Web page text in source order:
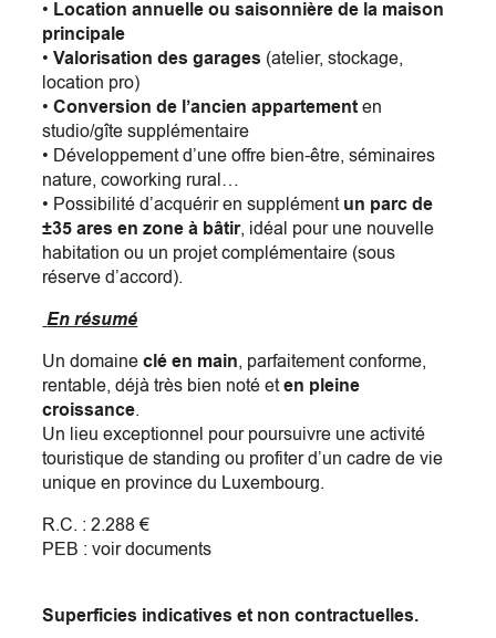
• Location annuelle ou saisonnière de la maison
principale
•Valorisation des garages (atelier, stockage,
location pro)
•Conversion de l’ancien appartementen
studio/gîte supplémentaire
• Développement d’une offre bien-être, séminaires
nature, coworking rural…
• Possibilité d’acquérir en supplémentun parc de
±35 ares en zone à bâtir, idéal pour une nouvelle
habitation ou un projet complémentaire (sous
réserve d’accord).
En résumé
Un domaineclé en main, parfaitement conforme,
rentable, déjà très bien noté eten pleine
croissance.
Un lieu exceptionnel pour poursuivre une activité
touristique de standing ou profiter d’un cadre de vie
unique en province du Luxembourg.
R.C. : 2.288 €
PEB : voir documents
Superficies indicatives et non contractuelles.